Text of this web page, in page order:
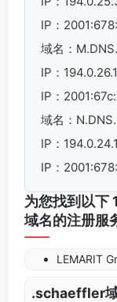
IP：
域名：
IP：
IP：
域名：
IP：
IP：
为您找到以下
域名的注册服
LEMARIT
.schaeffler域